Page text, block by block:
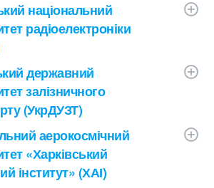
національний
радіоелектроніки
державний
залізничного
(УкрДУЗТ)
аерокосмічний
«Харківський
інститут» (ХАІ)